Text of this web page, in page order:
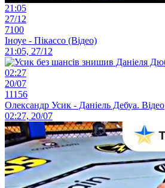
21:05
27/12
7100
Іноуе - Пікассо (Відео)
21:05, 27/12
02:27
20/07
11156
Олександр Усик - Даніель Дебуа. Відео
02:27, 20/07